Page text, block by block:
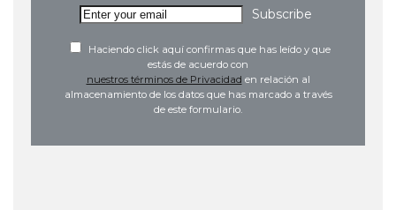
Subscribe
Haciendo click aquí confirmas que has leído y que
estás de acuerdo con
nuestros términos de Privacidad en relación al
almacenamiento de los datos que has marcado a través
de este formulario.